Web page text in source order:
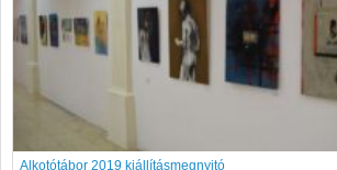
Alkotótábor 2019 kiállításmegnyitó